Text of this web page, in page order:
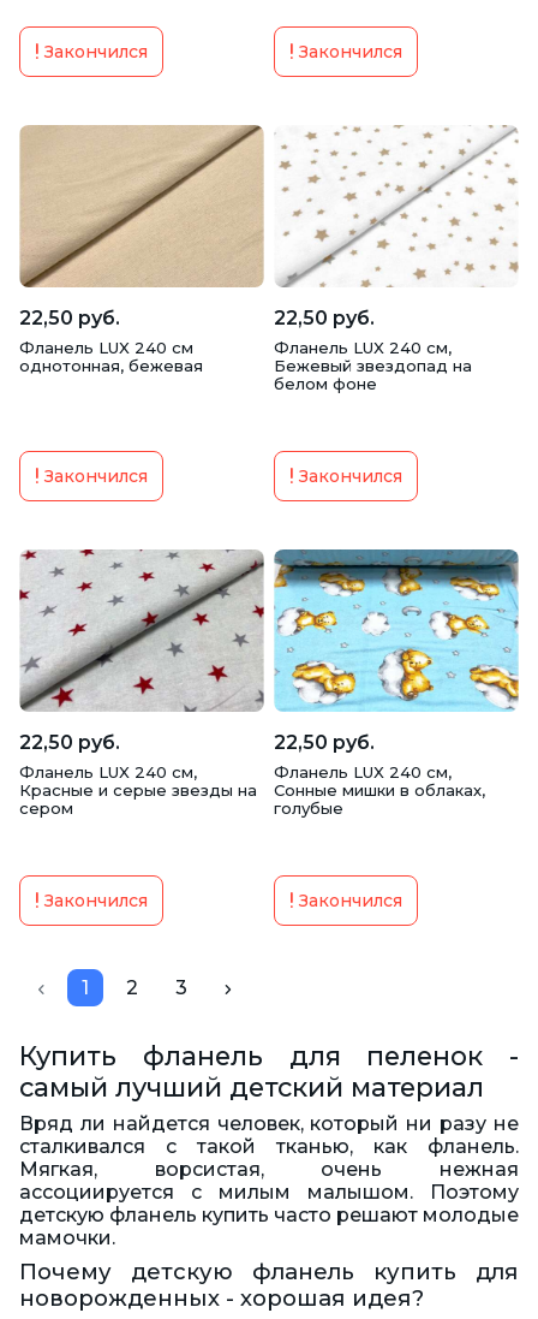
Закончился Закончился
22,50 руб.
Фланель LUX 240 см
однотонная, бежевая
Закончился
22,50 руб.
Фланель LUX 240 см,
Бежевый звездопад на
белом фоне
Закончился
22,50 руб.
Фланель LUX 240 см,
Красные и серые звезды на
сером
Закончился
22,50 руб.
Фланель LUX 240 см,
Сонные мишки в облаках,
голубые
Закончился
1 2 3
Купить фланель для пеленок -
самый лучший детский материал
Вряд ли найдется человек, который ни разу не
сталкивался с такой тканью, как фланель.
Мягкая, ворсистая, очень нежная
ассоциируется с милым малышом. Поэтому
детскую фланель купить часто решают молодые
мамочки.
Почему детскую фланель купить для
новорожденных - хорошая идея?